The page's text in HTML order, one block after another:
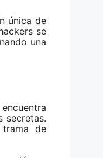
única de
se
una
secretas.
de